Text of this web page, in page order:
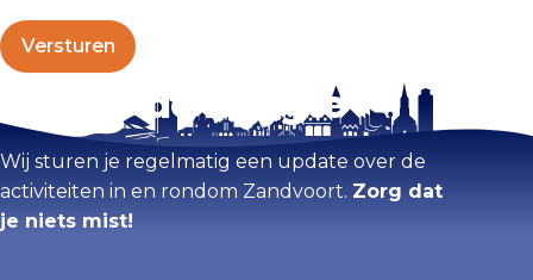
Blijf op de hoogte
Wij sturen je regelmatig een update over de
activiteiten in en rondom Zandvoort. Zorg dat
je niets mist!